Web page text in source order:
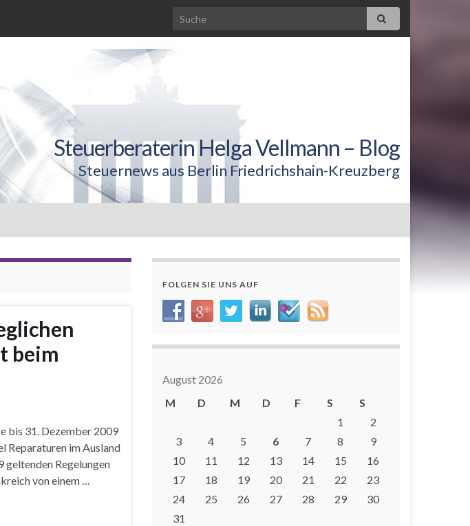
Steuerberaterin Helga Vellmann – Blog
Steuernews aus Berlin Friedrichshain-Kreuzberg
beim
bis 31. Dezember 2009
Reparaturen im Ausland
geltenden Regelungen
von einem …
FOLGEN SIE UNS AUF
August 2026
M
D M D F S
S
1
2
3
4 5 6 7 8
9
10
11 12 13 14 15
16
17
18 19 20 21 22
23
24
25 26 27 28 29
30
31